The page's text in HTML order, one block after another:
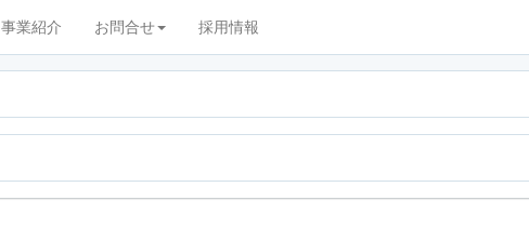
事業紹介 お問合せ 採用情報